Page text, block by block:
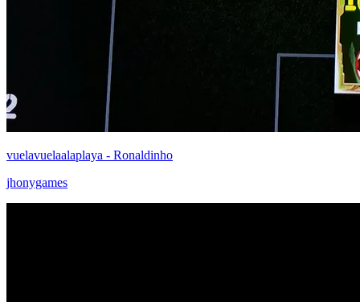
vuelavuelaalaplaya - Ronaldinho
jhonygames